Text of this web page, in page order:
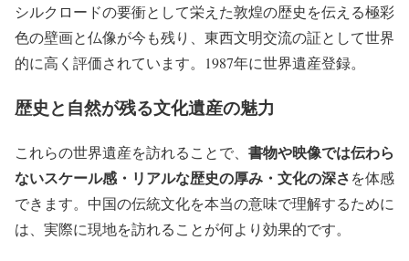
シルクロードの要衝として栄えた敦煌の歴史を伝える極彩
色の壁画と仏像が今も残り、東西文明交流の証として世界
的に高く評価されています。1987年に世界遺産登録。
歴史と自然が残る文化遺産の魅力
これらの世界遺産を訪れることで、 書物や映像では伝わら
ないスケール感・リアルな歴史の厚み・文化の深さを体感
できます。中国の伝統文化を本当の意味で理解するために
は、実際に現地を訪れることが何より効果的です。